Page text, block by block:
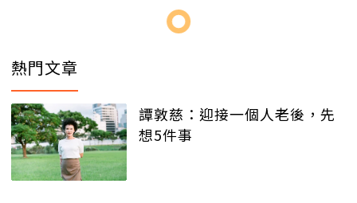
熱門文章
譚敦慈：迎接一個人老後，先
想5件事